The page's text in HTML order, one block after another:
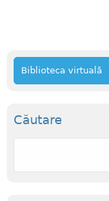
Biblioteca virtuală
Căutare
C